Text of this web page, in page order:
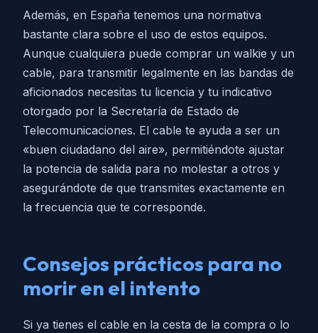
Además, en España tenemos una normativa
bastante clara sobre el uso de estos equipos.
Aunque cualquiera puede comprar un walkie y un
cable, para transmitir legalmente en las bandas de
aficionados necesitas tu licencia y tu indicativo
otorgado por la Secretaría de Estado de
Telecomunicaciones. El cable te ayuda a ser un
«buen ciudadano del aire», permitiéndote ajustar
la potencia de salida para no molestar a otros y
asegurándote de que transmites exactamente en
la frecuencia que te corresponde.
Consejos prácticos para no
morir en el intento
Si ya tienes el cable en la cesta de la compra o lo